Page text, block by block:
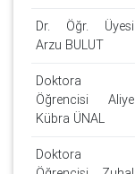
Dr. Öğr. Üyesi
Arzu BULUT
Doktora
Öğrencisi Aliye
Kübra ÜNAL
Doktora